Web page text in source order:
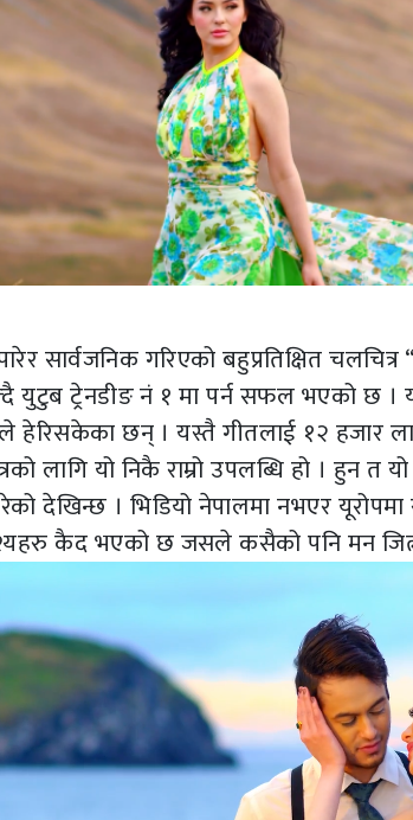
सार्वजनिक गरिएको बहुप्रतिक्षित
युटुब ट्रेनडीङ नं १ मा पर्न सफल भएको छ ।
हेरिसकेका छन् । यस्तै गीतलाई १२ हजार
लागि यो निकै राम्रो उपलब्धि हो । हुन त
देखिन्छ । भिडियो नेपालमा नभएर
कैद भएको छ जसले कसैको पनि मन